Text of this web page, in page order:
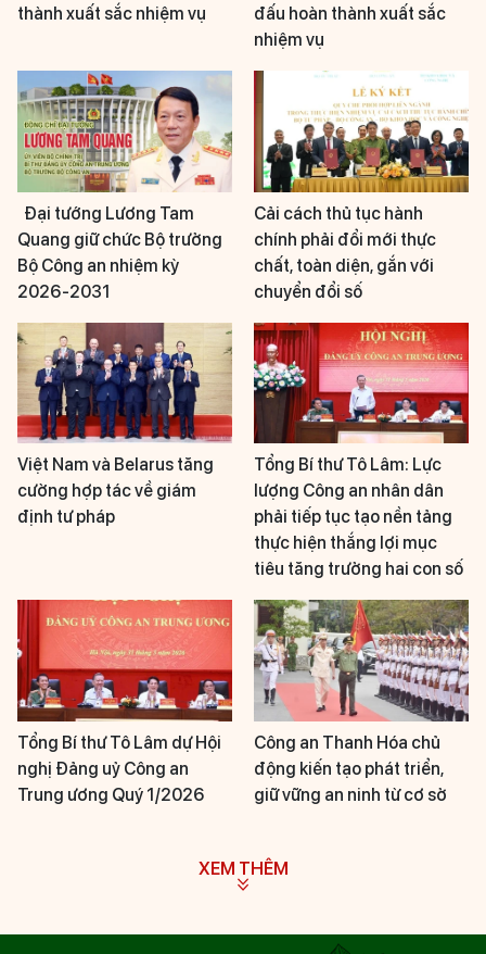
thành xuất sắc nhiệm vụ
đấu hoàn thành xuất sắc
nhiệm vụ
Đại tướng Lương Tam
Quang giữ chức Bộ trưởng
Bộ Công an nhiệm kỳ
2026-2031
Cải cách thủ tục hành
chính phải đổi mới thực
chất, toàn diện, gắn với
chuyển đổi số
Việt Nam và Belarus tăng
cường hợp tác về giám
định tư pháp
Tổng Bí thư Tô Lâm: Lực
lượng Công an nhân dân
phải tiếp tục tạo nền tảng
thực hiện thắng lợi mục
tiêu tăng trưởng hai con số
Tổng Bí thư Tô Lâm dự Hội
nghị Đảng uỷ Công an
Trung ương Quý 1/2026
Công an Thanh Hóa chủ
động kiến tạo phát triển,
giữ vững an ninh từ cơ sở
XEM THÊM